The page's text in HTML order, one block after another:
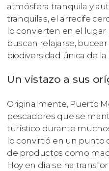
atmósfera tranquila y
tranquilas, el arrecife
lo convierten en el
buscan relajarse,
biodiversidad única de la
Un vistazo a sus
Originalmente, Puerto
pescadores que se
turístico durante
lo convirtió en un punto
de productos como
Hoy en día se ha